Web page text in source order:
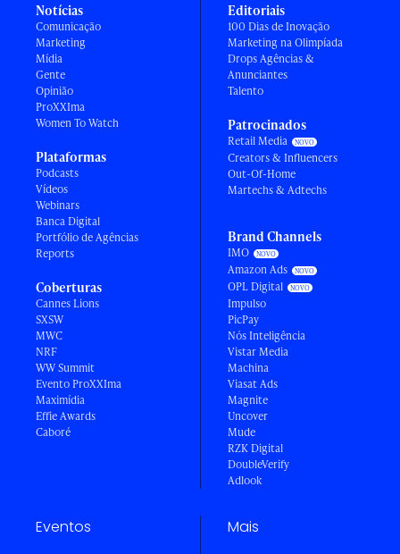
Notícias
Comunicação
Marketing
Mídia
Gente
Opinião
ProXXIma
Women To Watch
Plataformas
Podcasts
Vídeos
Webinars
Banca Digital
Portfólio de Agências
Reports
Coberturas
Cannes Lions
SXSW
MWC
NRF
WW Summit
Evento ProXXIma
Maximídia
Effie Awards
Caboré
Editoriais
100 Dias de Inovação
Marketing na Olimpíada
Drops Agências &
Anunciantes
Talento
Patrocinados
Retail Media
Creators & Influencers
Out-Of-Home
Martechs & Adtechs
Brand Channels
IMO
Amazon Ads
OPL Digital
Impulso
PicPay
Nós Inteligência
Vistar Media
Machina
Viasat Ads
Magnite
Uncover
Mude
RZK Digital
DoubleVerify
Adlook
Eventos Mais